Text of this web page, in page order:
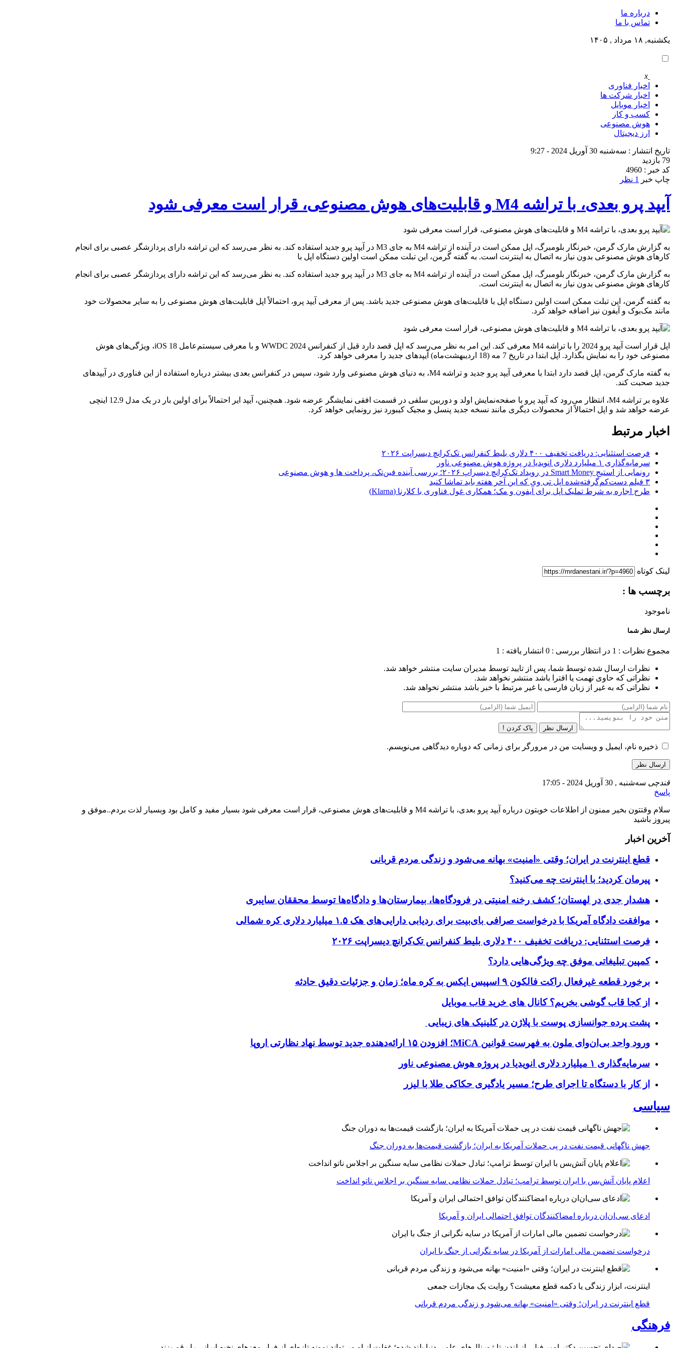
درباره ما
تماس با ما
یکشنبه, ۱۸ مرداد , ۱۴۰۵
x
اخبار فناوری
اخبار شرکت ها
اخبار موبایل
کسب و کار
هوش مصنوعی
ارز دیجیتال
تاریخ انتشار : سه‌شنبه 30 آوریل 2024 - 9:27
79 بازدید
کد خبر : 4960
چاپ خبر
1 نظر
آیپد پرو بعدی، با تراشه M4 و قابلیت‌های هوش مصنوعی، قرار است معرفی شود
به گزارش مارک گرمن، خبرنگار بلومبرگ، اپل ممکن است در آینده از تراشه M4 به جای M3 در آیپد پرو جدید استفاده کند. به نظر می‌رسد که این تراشه دارای پردازشگر عصبی برای انجام
کارهای هوش مصنوعی بدون نیاز به اتصال به اینترنت است. به گفته گرمن، این تبلت ممکن است اولین دستگاه اپل با
به گزارش مارک گرمن، خبرنگار بلومبرگ، اپل ممکن است در آینده از تراشه M4 به جای M3 در آیپد پرو جدید استفاده کند. به نظر می‌رسد که این تراشه دارای پردازشگر عصبی برای انجام
کارهای هوش مصنوعی بدون نیاز به اتصال به اینترنت است.
به گفته گرمن، این تبلت ممکن است اولین دستگاه اپل با قابلیت‌های هوش مصنوعی جدید باشد. پس از معرفی آیپد پرو، احتمالاً اپل قابلیت‌های هوش مصنوعی را به سایر محصولات خود
مانند مک‌بوک و آیفون نیز اضافه خواهد کرد.
اپل قرار است آیپد پرو 2024 را با تراشه M4 معرفی کند. این امر به نظر می‌رسد که اپل قصد دارد قبل از کنفرانس WWDC 2024 و با معرفی سیستم‌عامل iOS 18، ویژگی‌های هوش
مصنوعی خود را به نمایش بگذارد. اپل ابتدا در تاریخ 7 مه (18 اردیبهشت‌ماه) آیپدهای جدید را معرفی خواهد کرد.
به گفته مارک گرمن، اپل قصد دارد ابتدا با معرفی آیپد پرو جدید و تراشه M4، به دنیای هوش مصنوعی وارد شود، سپس در کنفرانس بعدی بیشتر درباره استفاده از این فناوری در آیپد‌های
جدید صحبت کند.
علاوه بر تراشه M4، انتظار می‌رود که آیپد پرو با صفحه‌نمایش اولد و دوربین سلفی در قسمت افقی نمایشگر عرضه شود. همچنین، آیپد ایر احتمالاً برای اولین بار در یک مدل 12.9 اینچی
عرضه خواهد شد و اپل احتمالاً از محصولات دیگری مانند نسخه جدید پنسل و مجیک کیبورد نیز رونمایی خواهد کرد.
اخبار مرتبط
فرصت استثنایی: دریافت تخفیف ۴۰۰ دلاری بلیط کنفرانس تک‌کرانچ دیسراپت ۲۰۲۶
سرمایه‌گذاری ۱ میلیارد دلاری انویدیا در پروژه هوش مصنوعی ناور
رونمایی از استیج Smart Money در رویداد تک‌کرانچ دیسراپ ۲۰۲۶؛ بررسی آینده فین‌تک، پرداخت‌ ها و هوش مصنوعی
۳ فیلم دست‌کم‌گرفته‌شده اپل تی وی که این آخر هفته باید تماشا کنید
طرح اجاره به شرط تملیک اپل برای آیفون و مک؛ همکاری غول فناوری با کلارنا (Klarna)
لینک کوتاه
برچسب ها :
ناموجود
ارسال نظر شما
مجموع نظرات : 1 در انتظار بررسی : 0 انتشار یافته : 1
نظرات ارسال شده توسط شما، پس از تایید توسط مدیران سایت منتشر خواهد شد.
نظراتی که حاوی تهمت یا افترا باشد منتشر نخواهد شد.
نظراتی که به غیر از زبان فارسی یا غیر مرتبط با خبر باشد منتشر نخواهد شد.
ارسال نظر پاک کردن !
ذخیره نام، ایمیل و وبسایت من در مرورگر برای زمانی که دوباره دیدگاهی می‌نویسم.
قندچی سه‌شنبه , 30 آوریل 2024 - 17:05
پاسخ
سلام وقتتون بخیر ممنون از اطلاعات خوبتون درباره آیپد پرو بعدی، با تراشه M4 و قابلیت‌های هوش مصنوعی، قرار است معرفی شود بسیار مفید و کامل بود وبسیار لذت بردم..موفق و
پیروز باشید
آخرین اخبار
قطع اینترنت در ایران؛ وقتی «امنیت» بهانه می‌شود و زندگی مردم قربانی
پیرمان کردید؛ با اینترنت چه می‌کنید؟
هشدار جدی در لهستان؛ کشف رخنه امنیتی در فرودگاه‌ها، بیمارستان‌ها و دادگاه‌ها توسط محققان سایبری
موافقت دادگاه آمریکا با درخواست صرافی بای‌بیت برای ردیابی دارایی‌های هک ۱.۵ میلیارد دلاری کره شمالی
فرصت استثنایی: دریافت تخفیف ۴۰۰ دلاری بلیط کنفرانس تک‌کرانچ دیسراپت ۲۰۲۶
کمپین تبلیغاتی موفق چه ویژگی‌هایی دارد؟
برخورد قطعه غیرفعال راکت فالکون ۹ اسپیس ایکس به کره ماه؛ زمان و جزئیات دقیق حادثه
از کجا قاب گوشی بخریم؟ کانال های خرید قاب موبایل
پشت پرده جوانسازی پوست با پلاژن در کلینیک های زیبایی
ورود واحد بی‌ان‌وای ملون به فهرست قوانین MiCA؛ افزودن ۱۵ ارائه‌دهنده جدید توسط نهاد نظارتی اروپا
سرمایه‌گذاری ۱ میلیارد دلاری انویدیا در پروژه هوش مصنوعی ناور
از کار با دستگاه تا اجرای طرح؛ مسیر یادگیری حکاکی طلا با لیزر
سیاسی
جهش ناگهانی قیمت نفت در پی حملات آمریکا به ایران؛ بازگشت قیمت‌ها به دوران جنگ
اعلام پایان آتش‌بس با ایران توسط ترامپ؛ تبادل حملات نظامی سایه سنگین بر اجلاس ناتو انداخت
ادعای سی‌ان‌ان درباره امضاکنندگان توافق احتمالی ایران و آمریکا
درخواست تضمین مالی امارات از آمریکا در سایه نگرانی از جنگ با ایران
اینترنت، ابزار زندگی یا دکمه قطع معیشت؟ روایت یک مجازات جمعی
قطع اینترنت در ایران؛ وقتی «امنیت» بهانه می‌شود و زندگی مردم قربانی
فرهنگی